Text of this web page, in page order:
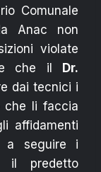
Comunale
Anac non
violate
che il
Dr.
dai tecnici i
che li faccia
affidamenti
a seguire i
il predetto